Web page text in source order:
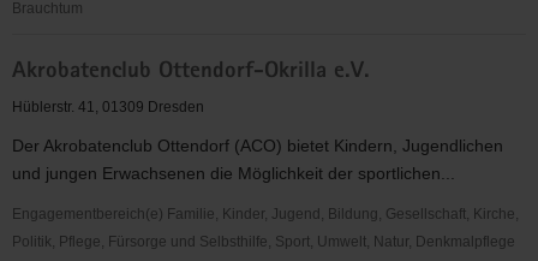
Brauchtum
e.V.
Akrobatenclub Ottendorf-Okrilla e.V.
Hüblerstr. 41, 01309 Dresden
Der Akrobatenclub Ottendorf (ACO) bietet Kindern, Jugendlichen
und jungen Erwachsenen die Möglichkeit der sportlichen...
Engagementbereich(e) Familie, Kinder, Jugend, Bildung, Gesellschaft, Kirche,
Politik, Pflege, Fürsorge und Selbsthilfe, Sport, Umwelt, Natur, Denkmalpflege